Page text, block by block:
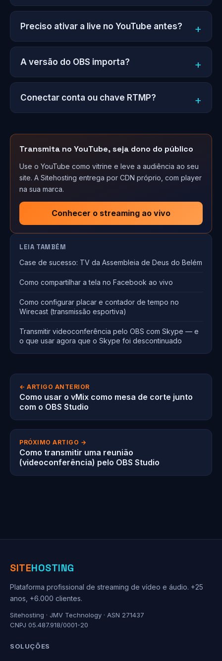
Preciso ativar a live no YouTube antes?
A versão do OBS importa?
Conectar conta ou chave RTMP?
Transmita no YouTube, seja dono do público
Use o YouTube como vitrine e leve a audiência ao seu
site. A Sitehosting entrega por CDN próprio, com player
na sua marca.
Conhecer o streaming ao vivo
LEIA TAMBÉM
Case de sucesso: TV da Assembleia de Deus do Belém
Como compartilhar a tela no Facebook ao vivo
Como configurar placar e contador de tempo no
Wirecast (transmissão esportiva)
Transmitir videoconferência pelo OBS com Skype — e
o que usar agora que o Skype foi descontinuado
← ARTIGO ANTERIOR
Como usar o vMix como mesa de corte junto
com o OBS Studio
PRÓXIMO ARTIGO →
Como transmitir uma reunião
(videoconferência) pelo OBS Studio
SITEHOSTING
Plataforma profissional de streaming de vídeo e áudio. +25
anos, +6.000 clientes.
Sitehosting · JMV Technology · ASN 271437
CNPJ 05.487.918/0001-20
SOLUÇÕES